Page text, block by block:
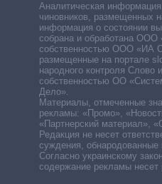
Аналитическая
чиновников, размещенных
информация о состоянии
собрана и обработана ООО
собственностью ООО «ИА
размещенные на портале
народного контроля Слово
собственностью ОО
Дело».
Материалы, отмеченные
рекламы: «Промо»,
«Партнерский материал»,
Редакция не несет
суждения,
Согласно украинскому
содержание рекламы несет